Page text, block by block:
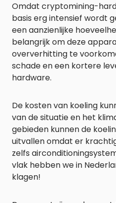
Omdat cryptomining-
basis erg intensief wordt
een aanzienlijke
belangrijk om deze
oververhitting te
schade en een kortere
hardware.
De kosten van koeling
van de situatie en het
gebieden kunnen de
uitvallen omdat er
zelfs
vlak hebben we in
klagen!